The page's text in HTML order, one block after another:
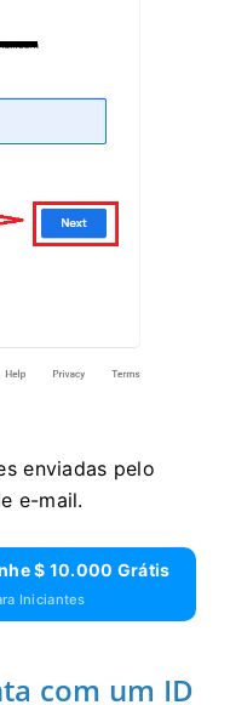
enviadas pelo
e-mail.
$ 10.000 Grátis
Iniciantes
com um ID